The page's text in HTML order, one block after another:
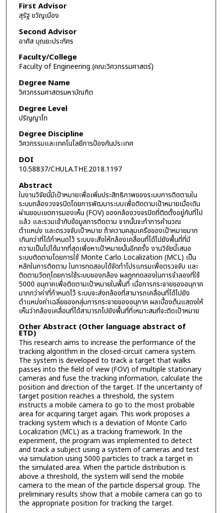
First Advisor
สุรัฐ ขวัญเมือง
Second Advisor
อาศิส บุณยะประภัศร
Faculty/College
Faculty of Engineering (คณะวิศวกรรมศาสตร์)
Degree Name
วิศวกรรมศาสตรมหาบัณฑิต
Degree Level
ปริญญาโท
Degree Discipline
วิศวกรรมและเทคโนโลยีการป้องกันประเทศ
DOI
10.58837/CHULA.THE.2018.1197
Abstract
ในงานวิจัยนี้มีเป้าหมายเพื่อเพิ่มประสิทธิภาพของระบบการติดตามใน
ระบบกล้องวงจรปิดโดยการพัฒนาระบบเพื่อติดตามเป้าหมายเมื่อเดิน
ผ่านขอบเขตการมองเห็น (FOV) ของกล้องวงจรปิดที่ติดตั้งอยู่กับที่ไป
แล้ว และรวมเข้ากับข้อมูลการติดตาม จากนั้นจะทำการคำนวณ
ตำแหน่ง และตรวจจับเป้าหมาย ถ้าความคลุมเครือของเป้าหมายมาก
เกินกว่าที่ได้กำหนดไว้ ระบบจะสั่งให้กล้องเคลื่อนที่ได้ไปยังพื้นที่ที่มี
ความเป็นไปได้มากที่สุดเพื่อหาเป้าหมายนั้นอีกครั้ง งานวิจัยนี้เสนอ
ระบบติดตามโดยการใช้ Monte Carlo Localization (MCL) เป็น
หลักในการติดตาม ในการทดสอบได้จัดทำโปรแกรมเพื่อตรวจจับ และ
ติดตามวัตถุโดยการใช้ระบบของกล้อง ผลถูกทดลองในการจำลองที่ใช้
5000 อนุภาคเพื่อติดตามเป้าหมายในพื้นที่ เมื่อการกระจายของอนุภาค
มากกว่าค่าที่กำหนดไว้ ระบบจะส่งกล้องที่สามารถเคลื่อนที่ได้ไปยัง
ตำแหน่งค่าเฉลี่ยของกลุ่มการกระจายของอนุภาค ผลเบื้องต้นแสดงให้
เห็นว่ากล้องเคลื่อนที่ได้สามารถไปยังพื้นที่ที่เหมาะสมที่จะติดเป้าหมาย
Other Abstract (Other language abstract of
ETD)
This research aims to increase the performance of the
tracking algorithm in the closed-circuit camera system.
The system is developed to track a target that walks
passes into the field of view (FOV) of multiple stationary
cameras and fuse the tracking information, calculate the
position and direction of the target. If the uncertainty of
target position reaches a threshold, the system
instructs a mobile camera to go to the most probable
area for acquiring target again. This work proposes a
tracking system which is a deviation of Monte Carlo
Localization (MCL) as a tracking framework. In the
experiment, the program was implemented to detect
and track a subject using a system of cameras and test
via simulation using 5000 particles to track a target in
the simulated area. When the particle distribution is
above a threshold, the system will send the mobile
camera to the mean of the particle dispersal group. The
preliminary results show that a mobile camera can go to
the appropriate position for tracking the target.